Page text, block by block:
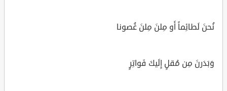
نُحنَ لَطائِماً أَو مِلنَ مِلنَ غُصونا
وَبَدَرنَ مِن مُقلٍ إِلَيكَ فَواتِرٍ